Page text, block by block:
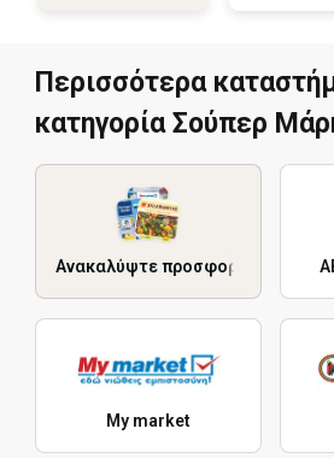
Περισσότερα
κατηγορία Σούπερ
Ανακαλύψτε προσφορές
My market